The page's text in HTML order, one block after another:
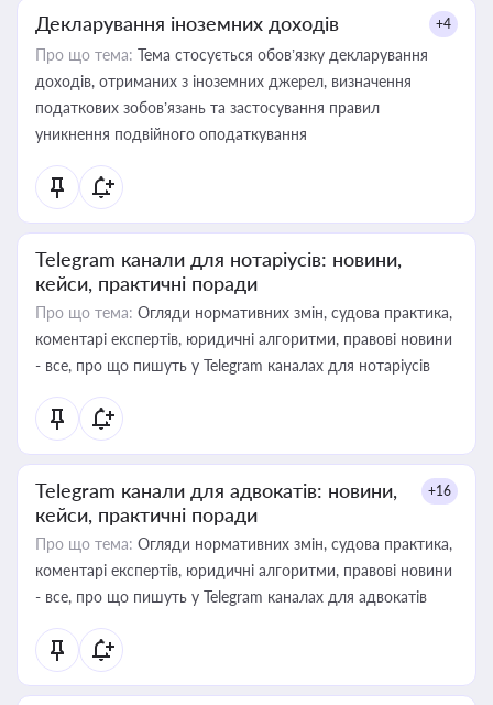
Декларування іноземних доходів +4
Про що тема: Тема стосується обов’язку декларування
доходів, отриманих з іноземних джерел, визначення
податкових зобов’язань та застосування правил
уникнення подвійного оподаткування
Telegram канали для нотаріусів: новини,
кейси, практичні поради
Про що тема: Огляди нормативних змін, судова практика,
коментарі експертів, юридичні алгоритми, правові новини
- все, про що пишуть у Telegram каналах для нотаріусів
Telegram канали для адвокатів: новини,
кейси, практичні поради
+16
Про що тема: Огляди нормативних змін, судова практика,
коментарі експертів, юридичні алгоритми, правові новини
- все, про що пишуть у Telegram каналах для адвокатів